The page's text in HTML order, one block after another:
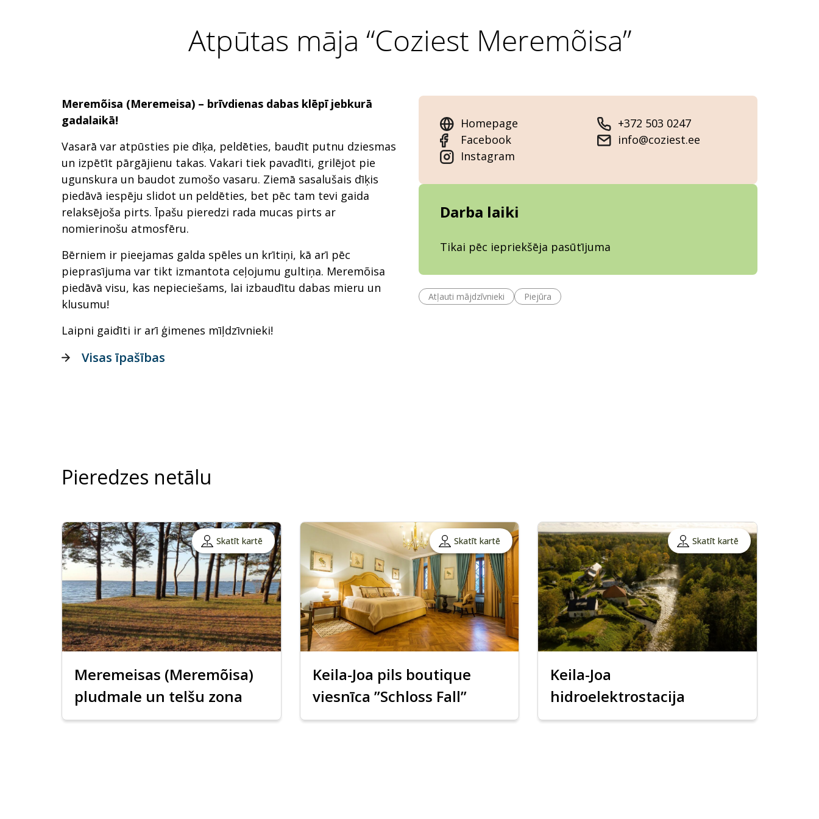
Atpūtas māja “Coziest Meremõisa”
Meremõisa (Meremeisa) – brīvdienas dabas klēpī jebkurā
gadalaikā!
Vasarā var atpūsties pie dīķa, peldēties, baudīt putnu dziesmas
un izpētīt pārgājienu takas. Vakari tiek pavadīti, grilējot pie
ugunskura un baudot zumošo vasaru. Ziemā sasalušais dīķis
piedāvā iespēju slidot un peldēties, bet pēc tam tevi gaida
relaksējoša pirts. Īpašu pieredzi rada mucas pirts ar
nomierinošu atmosfēru.
Bērniem ir pieejamas galda spēles un krītiņi, kā arī pēc
pieprasījuma var tikt izmantota ceļojumu gultiņa. Meremõisa
piedāvā visu, kas nepieciešams, lai izbaudītu dabas mieru un
klusumu!
Laipni gaidīti ir arī ģimenes mīļdzīvnieki!
Homepage
Facebook
Instagram
+372 503 0247
info@coziest.ee
Darba laiki
Tikai pēc iepriekšēja pasūtījuma
Atļauti mājdzīvnieki Piejūra
Visas īpašības
Pieredzes netālu
Skatīt kartē
Meremeisas (Meremõisa)
pludmale un telšu zona
Skatīt kartē
Keila-Joa pils boutique
viesnīca ”Schloss Fall”
Skatīt kartē
Keila-Joa
hidroelektrostacija